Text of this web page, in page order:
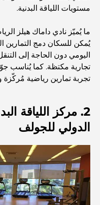
الدليل الأمثل لمطاعم
اكتشف أفضل وجبة إفطار
المستشفيات الحكومية
أغلى سيارة لامبورغيني
أغلى مدارس جيمس في
أفضل المدارس القريبة من داماك
مستويات اللياقة البدنية.
ما يُميّز نادي داماك هيلز
يُمكن للسكان دمج التمارين
اليومي دون الحاجة إلى
تجارية مكتظة. كما يُناسب
تجربة تمارين رياضية مُركّزة
2. مركز اللياقة
الدولي للجولف